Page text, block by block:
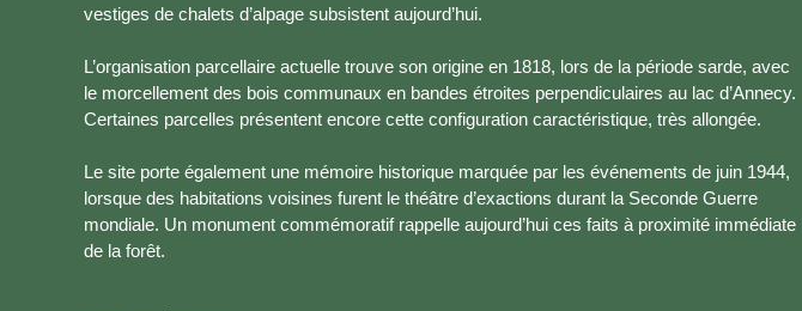
vestiges de chalets d’alpage subsistent aujourd’hui.
L’organisation parcellaire actuelle trouve son origine en 1818, lors de la période sarde, avec
le morcellement des bois communaux en bandes étroites perpendiculaires au lac d’Annecy.
Certaines parcelles présentent encore cette configuration caractéristique, très allongée.
Le site porte également une mémoire historique marquée par les événements de juin 1944,
lorsque des habitations voisines furent le théâtre d’exactions durant la Seconde Guerre
mondiale. Un monument commémoratif rappelle aujourd’hui ces faits à proximité immédiate
de la forêt.